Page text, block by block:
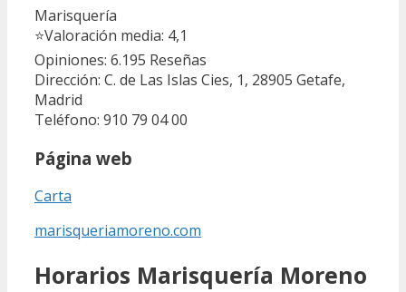
Marisquería
⭐Valoración media: 4,1
Opiniones: 6.195 Reseñas
Dirección: C. de Las Islas Cies, 1, 28905 Getafe,
Madrid
Teléfono: 910 79 04 00
Página web
Carta
marisqueriamoreno.com
Horarios Marisquería Moreno